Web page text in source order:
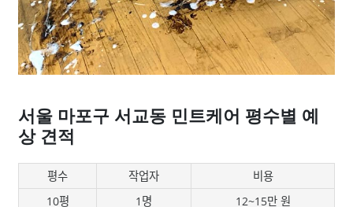
서울 마포구 서교동 민트케어 평수별 예
상 견적
평수 작업자
비용
10평
1명 12~15만 원